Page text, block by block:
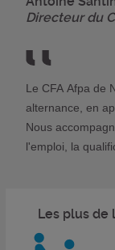
Directeur du
Le CFA Afpa de
alternance, en
Nous
l'emploi, la
Les plus de